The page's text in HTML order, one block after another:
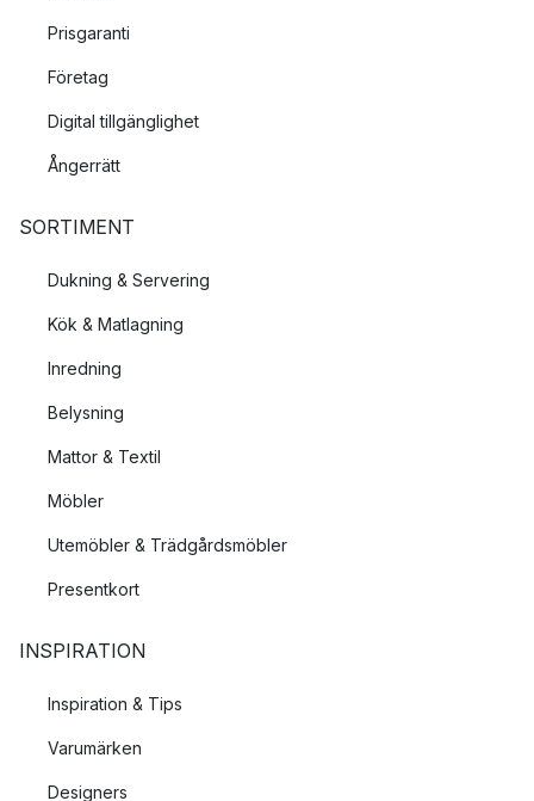
Prisgaranti
Företag
Digital tillgänglighet
Ångerrätt
SORTIMENT
Dukning & Servering
Kök & Matlagning
Inredning
Belysning
Mattor & Textil
Möbler
Utemöbler & Trädgårdsmöbler
Presentkort
INSPIRATION
Inspiration & Tips
Varumärken
Designers